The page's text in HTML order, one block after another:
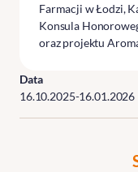
Farmacji w Łodzi,
Konsula
oraz projektu
Data
16.10.2025-16.01.2026